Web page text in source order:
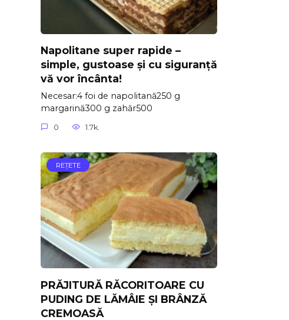
Napolitane super rapide –
simple, gustoase și cu siguranță
vă vor încânta!
Necesar:4 foi de napolitană250 g
margarină300 g zahăr500
0 1.7k.
REŢETE
PRĂJITURĂ RĂCORITOARE CU
PUDING DE LĂMÂIE ȘI BRÂNZĂ
CREMOASĂ